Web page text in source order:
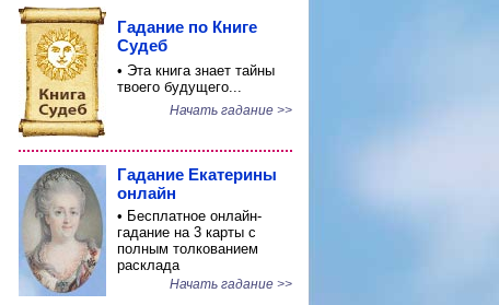
Гадание по Книге
Судеб
• Эта книга знает тайны
твоего будущего...
Начать гадание >>
Гадание Екатерины
онлайн
• Бесплатное онлайн-
гадание на 3 карты с
полным толкованием
расклада
Начать гадание >>